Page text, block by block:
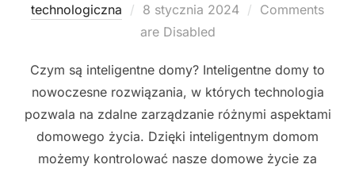
technologiczna
Posted
on
8 stycznia 2024
Comments
are Disabled
Czym są inteligentne domy? Inteligentne domy to
nowoczesne rozwiązania, w których technologia
pozwala na zdalne zarządzanie różnymi aspektami
domowego życia. Dzięki inteligentnym domom
możemy kontrolować nasze domowe życie za